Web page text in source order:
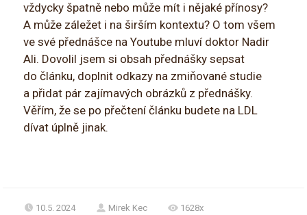
vždycky špatně nebo může mít i nějaké přínosy?
A může záležet i na širším kontextu? O tom všem
ve své přednášce na Youtube mluví doktor Nadir
Ali. Dovolil jsem si obsah přednášky sepsat
do článku, doplnit odkazy na zmiňované studie
a přidat pár zajímavých obrázků z přednášky.
Věřím, že se po přečtení článku budete na LDL
dívat úplně jinak.
10.5. 2024 Mirek Kec
1628x